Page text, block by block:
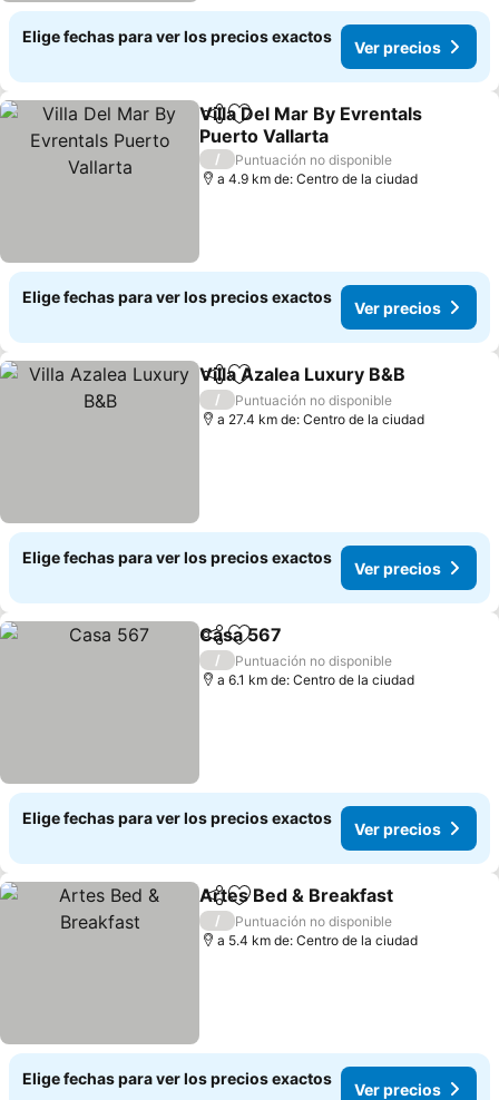
Elige fechas para ver los precios exactos
Ver precios
CompartirAgregar a favoritos
Villa Del Mar By Evrentals
Puerto Vallarta
Ver precios
/
Puntuación no disponible
a 4.9 km de: Centro de la ciudad
Elige fechas para ver los precios exactos
Ver precios
CompartirAgregar a favoritos
Villa Azalea Luxury B&B
/
Puntuación no disponible
a 27.4 km de: Centro de la ciudad
Elige fechas para ver los precios exactos
Ver precios
CompartirAgregar a favoritos
Casa 567
/
Puntuación no disponible
a 6.1 km de: Centro de la ciudad
Elige fechas para ver los precios exactos
Ver precios
CompartirAgregar a favoritos
Artes Bed & Breakfast
/
Puntuación no disponible
a 5.4 km de: Centro de la ciudad
Elige fechas para ver los precios exactos
Ver precios